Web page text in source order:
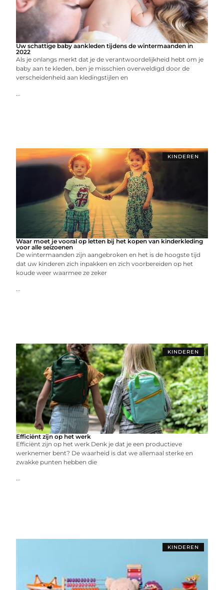
Uw schattige baby aankleden tijdens de wintermaanden in
2022
Als je onlangs merkt dat je de verantwoordelijkheid hebt om je
baby aan te kleden, ben je misschien overweldigd door de
verscheidenheid aan kledingstijlen en
...
KINDEREN
Waar moet je vooral op letten bij het kopen van kinderkleding
voor alle seizoenen
De wintermaanden zijn aangebroken en het is de hoogste tijd
dat uw kinderen zich inpakken en zich voorbereiden op het
koude weer waarmee ze zeker
...
KINDEREN
Efficiënt zijn op het werk
Efficiënt zijn op het werk Denk je dat je een productieve
werknemer bent? De waarheid is dat we allemaal sterke en
zwakke punten hebben die
...
KINDEREN